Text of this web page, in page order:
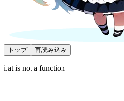
トップ 再読み込み
i.at is not a function